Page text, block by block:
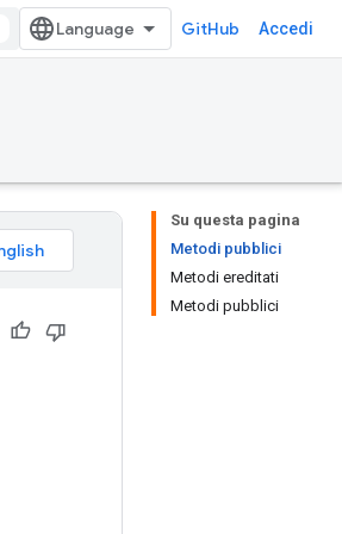
GitHub Accedi
Su questa pagina
Metodi pubblici
Metodi ereditati
Metodi pubblici